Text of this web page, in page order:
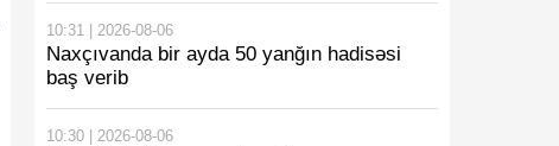
10:31 | 2026-08-06
Naxçıvanda bir ayda 50 yanğın hadisəsi
baş verib
10:30 | 2026-08-06